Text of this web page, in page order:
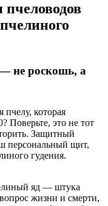
не роскошь, а
пчелу, которая
Поверьте, это не тот
Защитный
персональный щит,
гудения.
яд — штука
жизни и смерти,